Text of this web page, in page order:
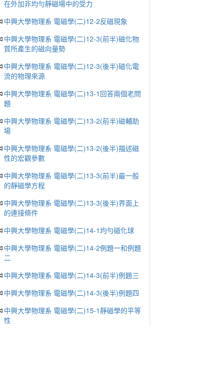
在外加非均勻靜磁場中的受力
中興大學物理系 電磁學(二)12-2反磁現象
中興大學物理系 電磁學(二)12-3(前半)磁化物
質所產生的磁向量勢
中興大學物理系 電磁學(二)12-3(後半)磁化電
流的物理來源
中興大學物理系 電磁學(二)13-1回答兩個老問
題
中興大學物理系 電磁學(二)13-2(前半)磁輔助
場
中興大學物理系 電磁學(二)13-2(後半)描述磁
性的宏觀參數
中興大學物理系 電磁學(二)13-3(前半)最一般
的靜磁學方程
中興大學物理系 電磁學(二)13-3(後半)界面上
的連接條件
中興大學物理系 電磁學(二)14-1均勻磁化球
中興大學物理系 電磁學(二)14-2例題一和例題
二
中興大學物理系 電磁學(二)14-3(前半)例題三
中興大學物理系 電磁學(二)14-3(後半)例題四
中興大學物理系 電磁學(二)15-1靜磁學的平等
性